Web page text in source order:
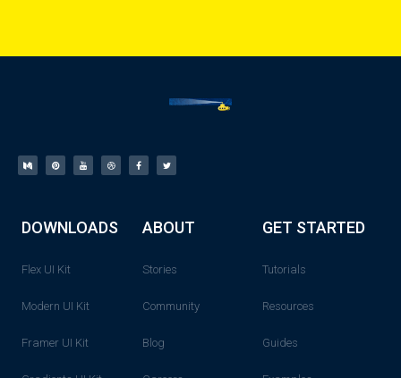
GET STARTED
Tutorials
Resources
Guides
ABOUT
Stories
Community
Blog
DOWNLOADS
Flex UI Kit
Modern UI Kit
Framer UI Kit